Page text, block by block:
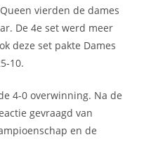
vierden de dames
De 4e set werd meer
deze set pakte Dames
10.
4-0 overwinning. Na de
gevraagd van
en de